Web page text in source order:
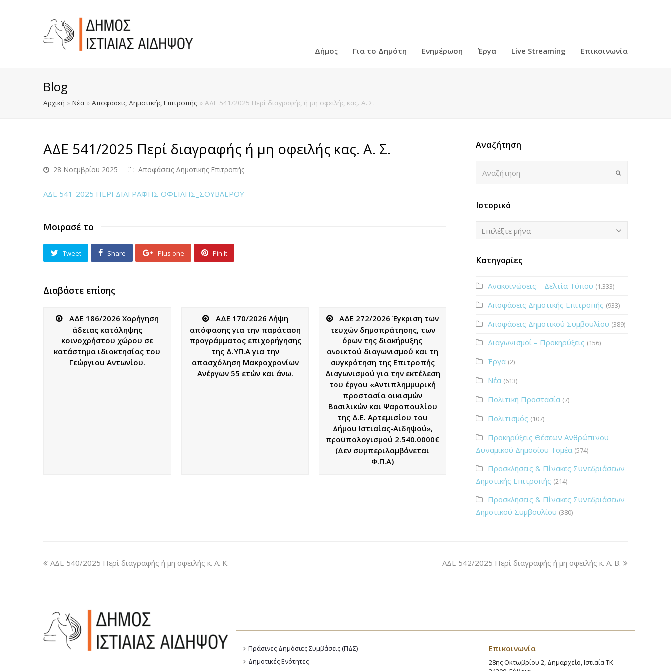
Δήμος Για το Δημότη Ενημέρωση Έργα Live Streaming Επικοινωνία
Blog
Αρχική » Νέα » Αποφάσεις Δημοτικής Επιτροπής » ΑΔΕ 541/2025 Περί διαγραφής ή μη οφειλής κας. Α. Σ.
ΑΔΕ 541/2025 Περί διαγραφής ή μη οφειλής κας. Α. Σ.
28 Νοεμβρίου 2025 Αποφάσεις Δημοτικής Επιτροπής
ΑΔΕ 541-2025 ΠΕΡΙ ΔΙΑΓΡΑΦΗΣ ΟΦΕΙΛΗΣ_ΣΟΥΒΛΕΡΟΥ
Μοιρασέ το
Tweet Share Plus one Pin It
Διαβάστε επίσης
ΑΔΕ 186/2026 Χορήγηση
άδειας κατάληψης
κοινοχρήστου χώρου σε
κατάστημα ιδιοκτησίας του
Γεώργιου Αντωνίου.
ΑΔΕ 170/2026 Λήψη
απόφασης για την παράταση
προγράμματος επιχορήγησης
της Δ.ΥΠ.Α για την
απασχόληση Μακροχρονίων
Ανέργων 55 ετών και άνω.
ΑΔΕ 272/2026 Έγκριση των
τευχών δημοπράτησης, των
όρων της διακήρυξης
ανοικτού διαγωνισμού και τη
συγκρότηση της Επιτροπής
Διαγωνισμού για την εκτέλεση
του έργου «Αντιπλημμυρική
προστασία οικισμών
Βασιλικών και Ψαροπουλίου
της Δ.Ε. Αρτεμισίου του
Δήμου Ιστιαίας-Αιδηψού»,
προϋπολογισμού 2.540.0000€
(Δεν συμπεριλαμβάνεται
Φ.Π.Α)
Αναζήτηση
Ιστορικό
Ιστορικό
Επιλέξτε μήνα
Κατηγορίες
Ανακοινώσεις – Δελτία Τύπου (1.333)
Αποφάσεις Δημοτικής Επιτροπής (933)
Αποφάσεις Δημοτικού Συμβουλίου (389)
Διαγωνισμοί – Προκηρύξεις (156)
Έργα (2)
Νέα (613)
Πολιτική Προστασία (7)
Πολιτισμός (107)
Προκηρύξεις Θέσεων Ανθρώπινου
Δυναμικού Δημοσίου Τομέα (574)
Προσκλήσεις & Πίνακες Συνεδριάσεων
Δημοτικής Επιτροπής (214)
Προσκλήσεις & Πίνακες Συνεδριάσεων
Δημοτικού Συμβουλίου (380)
ΑΔΕ 540/2025 Περί διαγραφής ή μη οφειλής κ. Α. Κ. ΑΔΕ 542/2025 Περί διαγραφής ή μη οφειλής κ. Α. Β.
Πράσινες Δημόσιες Συμβάσεις (ΠΔΣ)
Δημοτικές Ενότητες
Επικοινωνία
28ης Οκτωβρίου 2, Δημαρχείο, Ιστιαία ΤΚ